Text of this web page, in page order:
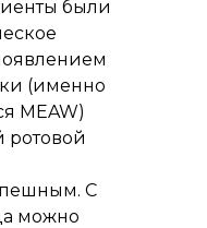
были
(именно
MEAW)
ротовой
С
можно